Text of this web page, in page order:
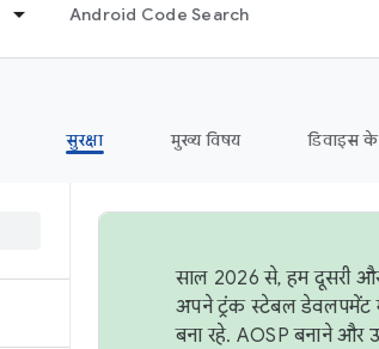
Android Code Search
सुरक्षा मुख्य विषय डिवाइस
साल 2026 से, हम दूसरी और
अपने ट्रंक स्टेबल डेवलपमेंट
बना रहे. AOSP बनाने और